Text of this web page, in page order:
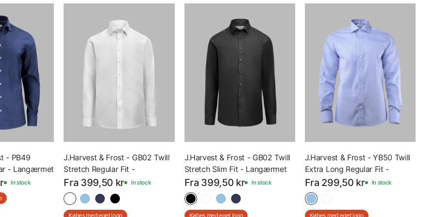
- PB49
- Langærmet
- Med Eget
In stock
J.Harvest & Frost - GB02 Twill
Stretch Regular Fit -
Langærmet Skjorte - 2900201
- Med Eget Logo
Fra 399,50 kr In stock
Købes med eget logo
J.Harvest & Frost - GB02 Twill
Stretch Slim Fit - Langærmet
Skjorte - 2900202 - Med Eget
Logo
Fra 399,50 kr In stock
Købes med eget logo
J.Harvest & Frost - YB50 Twill
Extra Long Regular Fit -
Langærmet Skjorte - 2905041
- Med Eget Logo
Fra 299,50 kr In stock
Købes med eget logo